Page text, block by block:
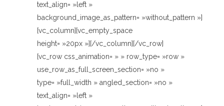
text_align= »left »
background_image_as_pattern= »without_pattern »]
[vc_column][vc_empty_space
height= »20px »][/vc_column][/vc_row]
[vc_row css_animation= » » row_type= »row »
use_row_as_full_screen_section= »no »
type= »full_width » angled_section= »no »
text_align= »left »